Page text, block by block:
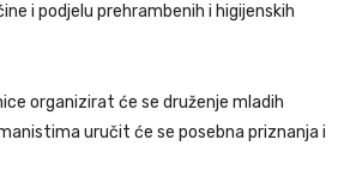
i podjelu prehrambenih i higijenskih
organizirat će se druženje mladih
uručit će se posebna priznanja i